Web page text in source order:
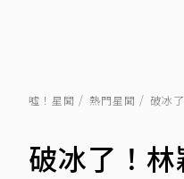
噓！星聞 熱門星聞 破冰
破冰了！